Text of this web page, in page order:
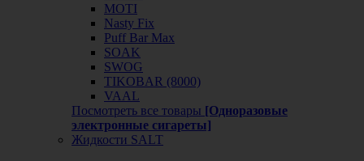
MOTI
Nasty Fix
Puff Bar Max
SOAK
SWOG
TIKOBAR (8000)
VAAL
Посмотреть все товары [Одноразовые
электронные сигареты]
Жидкости SALT